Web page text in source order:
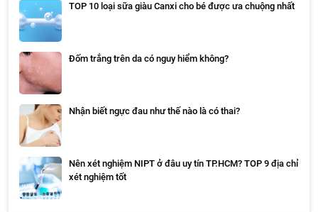
TOP 10 loại sữa giàu Canxi cho bé được ưa chuộng nhất
Đốm trắng trên da có nguy hiểm không?
Nhận biết ngực đau như thế nào là có thai?
Nên xét nghiệm NIPT ở đâu uy tín TP.HCM? TOP 9 địa chỉ
xét nghiệm tốt